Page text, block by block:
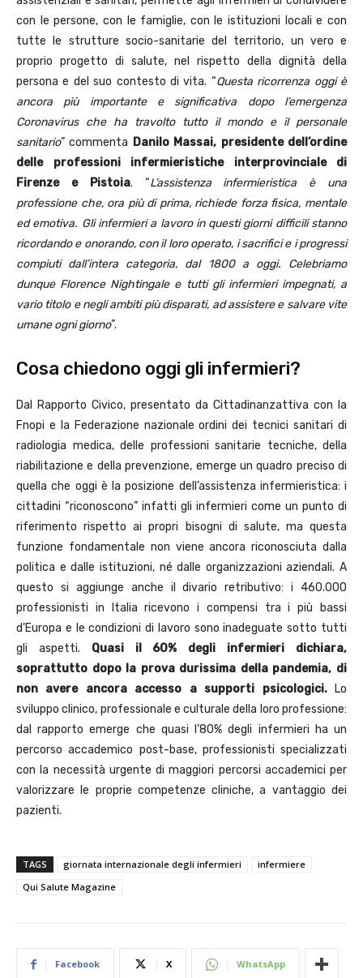
con le persone, con le famiglie, con le istituzioni locali e con
tutte le strutture socio-sanitarie del territorio, un vero e
proprio progetto di salute, nel rispetto della dignità della
persona e del suo contesto di vita. “Questa ricorrenza oggi è
ancora più importante e significativa dopo l’emergenza
Coronavirus che ha travolto tutto il mondo e il personale
sanitario” commenta Danilo Massai, presidente dell’ordine
delle professioni infermieristiche interprovinciale di
Firenze e Pistoia. “L’assistenza infermieristica è una
professione che, ora più di prima, richiede forza fisica, mentale
ed emotiva. Gli infermieri a lavoro in questi giorni difficili stanno
ricordando e onorando, con il loro operato, i sacrifici e i progressi
compiuti dall’intera categoria, dal 1800 a oggi. Celebriamo
dunque Florence Nightingale e tutti gli infermieri impegnati, a
vario titolo e negli ambiti più disparati, ad assistere e salvare vite
umane ogni giorno”.
Cosa chiedono oggi gli infermieri?
Dal Rapporto Civico, presentato da Cittadinanzattiva con la
Fnopi e la Federazione nazionale ordini dei tecnici sanitari di
radiologia medica, delle professioni sanitarie tecniche, della
riabilitazione e della prevenzione, emerge un quadro preciso di
quella che oggi è la posizione dell’assistenza infermieristica: i
cittadini “riconoscono” infatti gli infermieri come un punto di
riferimento rispetto ai propri bisogni di salute, ma questa
funzione fondamentale non viene ancora riconosciuta dalla
politica e dalle istituzioni, né dalle organizzazioni aziendali. A
questo si aggiunge anche il divario retributivo: i 460.000
professionisti in Italia ricevono i compensi tra i più bassi
d’Europa e le condizioni di lavoro sono inadeguate sotto tutti
gli aspetti. Quasi il 60% degli infermieri dichiara,
soprattutto dopo la prova durissima della pandemia, di
non avere ancora accesso a supporti psicologici.Lo
sviluppo clinico, professionale e culturale della loro professione:
dal rapporto emerge che quasi l’80% degli infermieri ha un
percorso accademico post-base, professionisti specializzati
con la necessità urgente di maggiori percorsi accademici per
valorizzare le proprie competenze cliniche, a vantaggio dei
pazienti.
TAGS giornata internazionale degli infermieri
infermiere
Qui Salute Magazine
Facebook X WhatsApp